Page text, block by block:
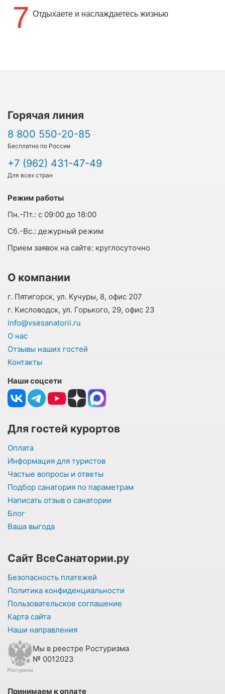
7 Отдыхаете и наслаждаетесь жизнью
Горячая линия
8 800 550-20-85
Бесплатно по России
+7 (962) 431-47-49
Для всех стран
Режим работы
Пн.-Пт.: с 09:00 до 18:00
Cб.-Вс.: дежурный режим
Прием заявок на сайте: круглосуточно
О компании
г. Пятигорск, ул. Кучуры, 8, офис 207
г. Кисловодск, ул. Горького, 29, офис 23
info@vsesanatorii.ru
О нас
Отзывы наших гостей
Контакты
Наши соцсети
Для гостей курортов
Оплата
Информация для туристов
Частые вопросы и ответы
Подбор санатория по параметрам
Написать отзыв о санатории
Блог
Ваша выгода
Сайт ВсеСанатории.ру
Безопасность платежей
Политика конфиденциальности
Пользовательское соглашение
Карта сайта
Наши направления
Мы в реестре Ростуризма
№ 0012023
Принимаем к оплате